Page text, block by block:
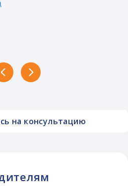
на консультацию